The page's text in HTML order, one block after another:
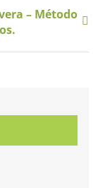
– Método